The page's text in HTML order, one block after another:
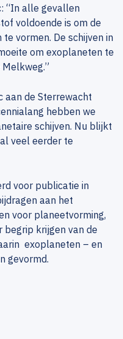
“In alle gevallen
voldoende is om de
vormen. De schijven in
om exoplaneten te
aan de Sterrewacht
hebben we
schijven. Nu blijkt
veel eerder te
voor publicatie in
aan het
voor planeetvorming,
krijgen van de
exoplaneten – en
gevormd.